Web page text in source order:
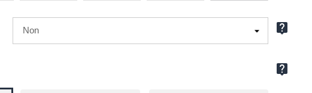
live_help
live_help